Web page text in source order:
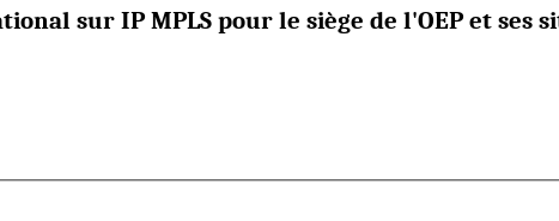
sur IP MPLS pour le siège de l'OEP et ses